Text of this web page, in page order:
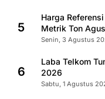
5
Harga
Metrik Ton
Senin, 3 Agustus
6
Laba Telkom
2026
Sabtu, 1 Agustus